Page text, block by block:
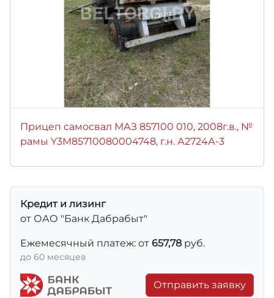
Прицеп самосвал МАЗ 857100 010, 2008г.в., №
рамы Y3M85710080004748, г.н. А2724А-3
Кредит и лизинг
от ОАО "Банк Дабрабыт"
Ежемесячный платеж: от 657,78 руб.
до 60 месяцев
Отправить заявку